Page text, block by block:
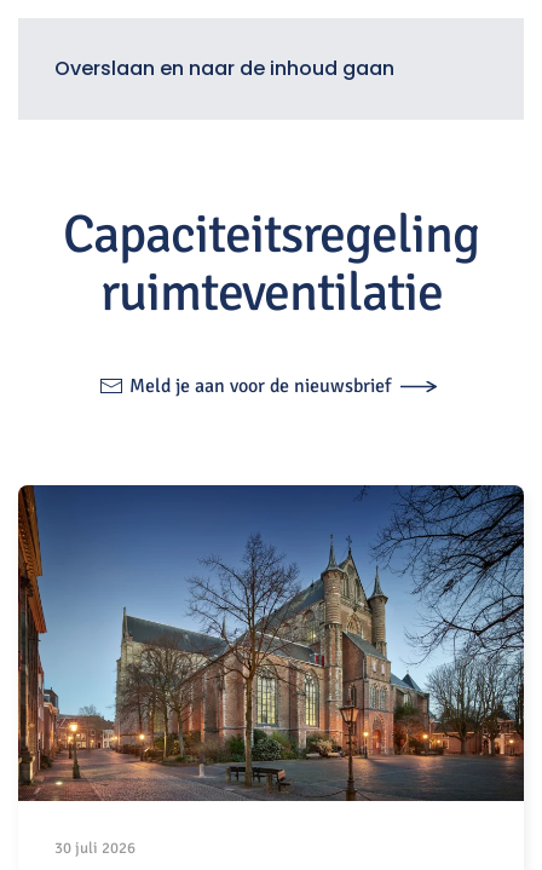
Overslaan en naar de inhoud gaan
Capaciteitsregeling
ruimteventilatie
Meld je aan voor de nieuwsbrief
30 juli 2026